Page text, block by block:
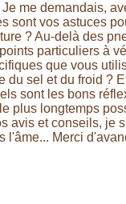
me demandais,
sont vos astuces
? Au-delà des
particuliers à
que vous
du sel et du froid ?
sont les bons
plus longtemps
avis et conseils, je
l'âme... Merci